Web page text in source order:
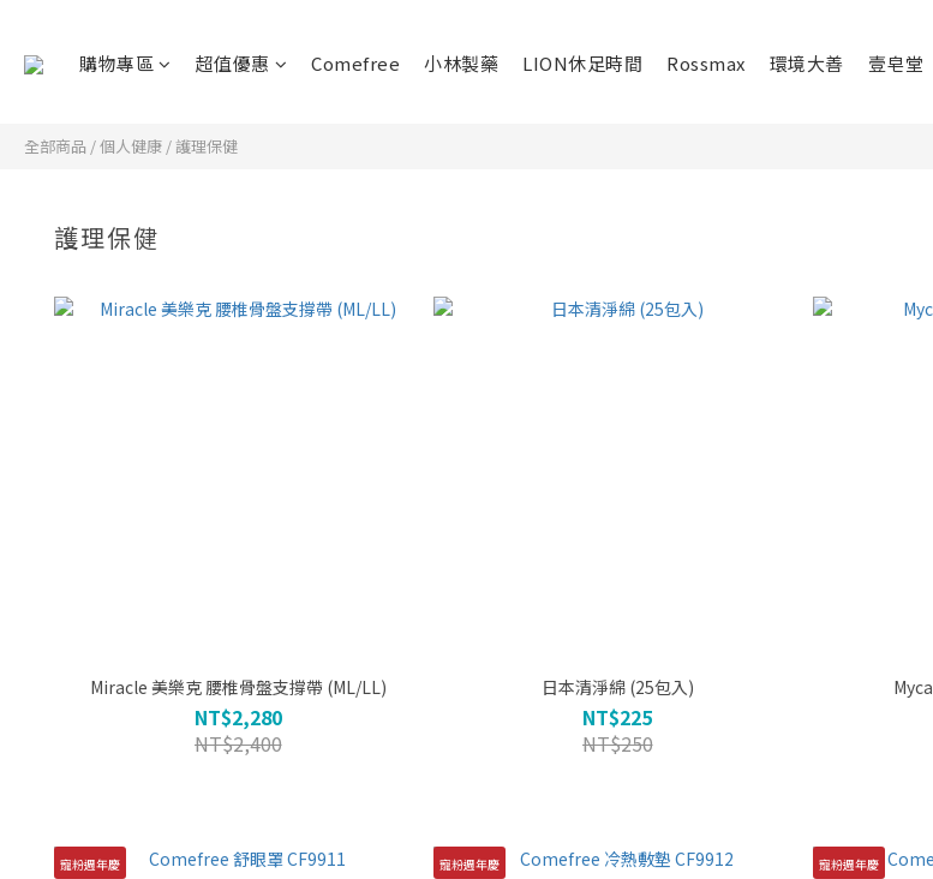
購物專區 超值優惠 Comefree 小林製藥 LION休足時間 Rossmax 環境大善 壹皂堂
全部商品 /個人健康 /護理保健
護理保健
Miracle 美樂克 腰椎骨盤支撐帶 (ML/LL)
NT$2,280
NT$2,400
日本清淨綿 (25包入)
NT$225
NT$250
寵粉週年慶 寵粉週年慶 寵粉週年慶